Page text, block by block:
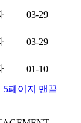
03-29
03-29
01-10
5페이지 맨끝